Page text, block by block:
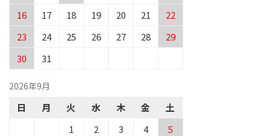
16
17 18 19 20 21
22
23
24 25 26 27 28
29
30
31
2026年9月
日 月 火 水 木 金
土
1
2 3 4
5